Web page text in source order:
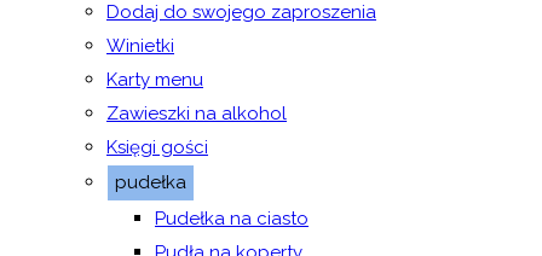
Dodaj do swojego zaproszenia
Winietki
Karty menu
Zawieszki na alkohol
Księgi gości
pudełka
Pudełka na ciasto